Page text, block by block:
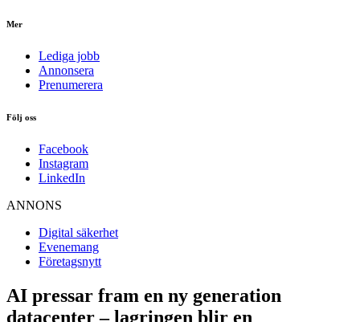
Mer
Lediga jobb
Annonsera
Prenumerera
Följ oss
Facebook
Instagram
LinkedIn
ANNONS
Digital säkerhet
Evenemang
Företagsnytt
AI pressar fram en ny generation
datacenter – lagringen blir en